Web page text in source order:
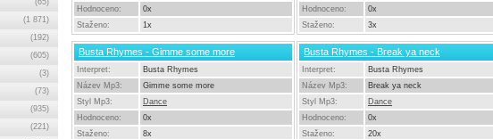
Hodnoceno:
0x
Staženo:
1x
Hodnoceno:
0x
Staženo:
3x
Busta Rhymes - Gimme some more
Interpret:
Busta Rhymes
Název Mp3:
Gimme some more
Styl Mp3:
Dance
Hodnoceno:
0x
Staženo:
8x
Busta Rhymes - Break ya neck
Interpret:
Busta Rhymes
Název Mp3:
Break ya neck
Styl Mp3:
Dance
Hodnoceno:
0x
Staženo:
20x
(65)
(1 871)
(192)
(605)
(3)
(73)
(935)
(221)